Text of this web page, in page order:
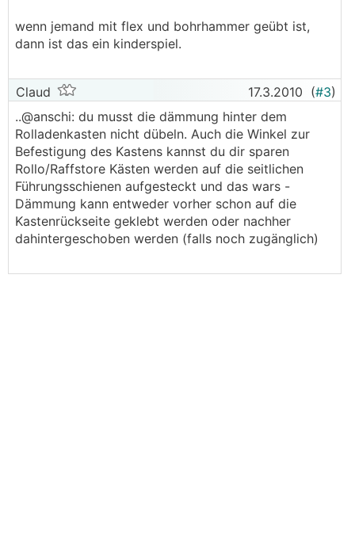
wenn jemand mit flex und bohrhammer geübt ist,
dann ist das ein kinderspiel.
Claud 17.3.2010 (#3)
..@anschi: du musst die dämmung hinter dem
Rolladenkasten nicht dübeln. Auch die Winkel zur
Befestigung des Kastens kannst du dir sparen
Rollo/Raffstore Kästen werden auf die seitlichen
Führungsschienen aufgesteckt und das wars -
Dämmung kann entweder vorher schon auf die
Kastenrückseite geklebt werden oder nachher
dahintergeschoben werden (falls noch zugänglich)